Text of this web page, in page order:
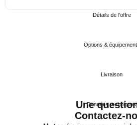
Détails de l'offre
Options &
Livraison
Données techniques
Une
Contactez-